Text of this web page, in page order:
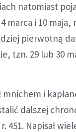
natomiast
marca i 10
pierwotną
tzn. 29 lub 30
mnichem i
dalszej
Napisał